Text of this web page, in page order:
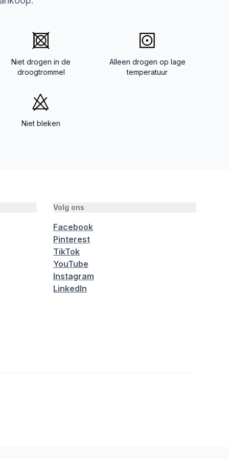
Niet drogen in de
droogtrommel
Alleen drogen op lage
temperatuur
Niet bleken
Volg ons
Facebook
Pinterest
TikTok
YouTube
Instagram
LinkedIn